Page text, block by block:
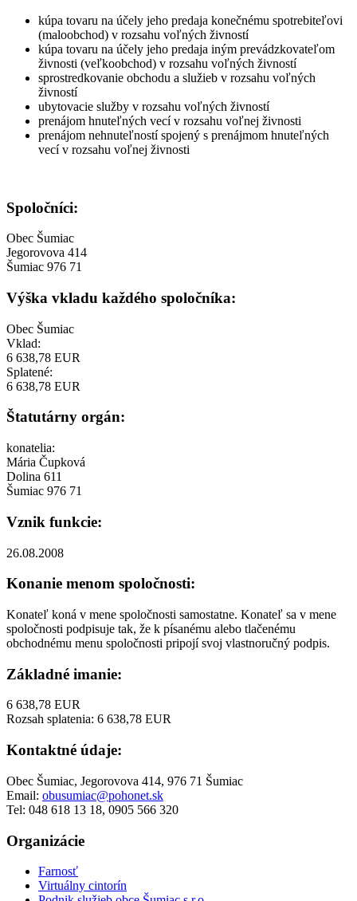
kúpa tovaru na účely jeho predaja konečnému spotrebiteľovi
(maloobchod) v rozsahu voľných živností
kúpa tovaru na účely jeho predaja iným prevádzkovateľom
živnosti (veľkoobchod) v rozsahu voľných živností
sprostredkovanie obchodu a služieb v rozsahu voľných
živností
ubytovacie služby v rozsahu voľných živností
prenájom hnuteľných vecí v rozsahu voľnej živnosti
prenájom nehnuteľností spojený s prenájmom hnuteľných
vecí v rozsahu voľnej živnosti
Spoločníci:
Obec Šumiac
Jegorovova 414
Šumiac 976 71
Výška vkladu každého spoločníka:
Obec Šumiac
Vklad:
6 638,78 EUR
Splatené:
6 638,78 EUR
Štatutárny orgán:
konatelia:
Mária Čupková
Dolina 611
Šumiac 976 71
Vznik funkcie:
26.08.2008
Konanie menom spoločnosti:
Konateľ koná v mene spoločnosti samostatne. Konateľ sa v mene
spoločnosti podpisuje tak, že k písanému alebo tlačenému
obchodnému menu spoločnosti pripojí svoj vlastnoručný podpis.
Základné imanie:
6 638,78 EUR
Rozsah splatenia: 6 638,78 EUR
Kontaktné údaje:
Obec Šumiac, Jegorovova 414, 976 71 Šumiac
Email: obusumiac@pohonet.sk
Tel: 048 618 13 18, 0905 566 320
Organizácie
Farnosť
Virtuálny cintorín